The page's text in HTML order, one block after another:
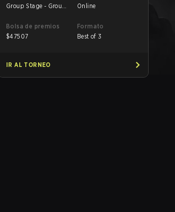
Group Stage - Group
Online
Bolsa de premios
$47507
Formato
Best of 3
IR AL TORNEO